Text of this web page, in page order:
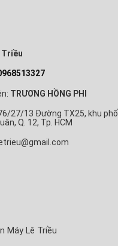
Triều
TRƯƠNG HỒNG PHI
27/13 Đường TX25, khu phố
Q. 12, Tp. HCM
Máy Lê Triều